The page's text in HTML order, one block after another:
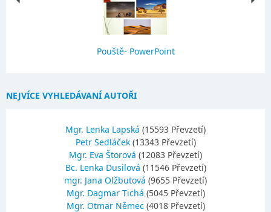
Pouště- PowerPoint
NEJVÍCE VYHLEDÁVANÍ AUTOŘI
Mgr. Lenka Lapská (15593 Převzetí)
Petr Sedláček (13343 Převzetí)
Mgr. Eva Štorová (12083 Převzetí)
Bc. Lenka Dusilová (11546 Převzetí)
mgr. Jana Olžbutová (9655 Převzetí)
Mgr. Dagmar Tichá (5045 Převzetí)
Mgr. Otmar Němec (4018 Převzetí)